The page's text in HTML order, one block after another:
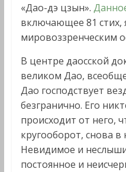
«Дао-дэ цзын».
включающее 81 стих,
мировоззренческим
В центре даосской
великом Дао,
Дао господствует
безгранично. Его
происходит от него,
кругооборот, снова в
Невидимое и
постоянное и